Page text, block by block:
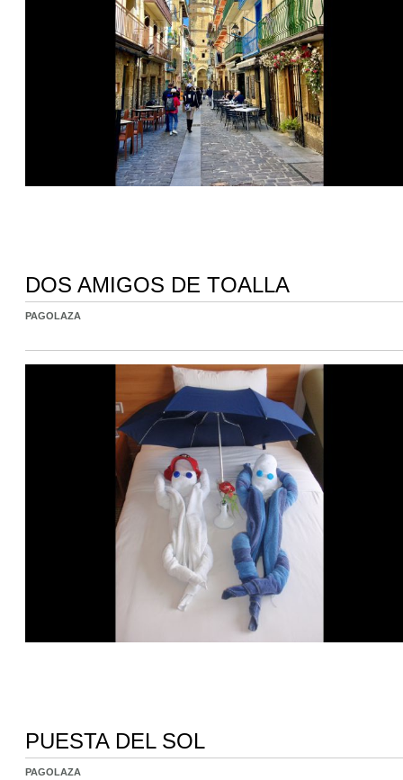
DOS AMIGOS DE TOALLA
PAGOLAZA
PUESTA DEL SOL
PAGOLAZA